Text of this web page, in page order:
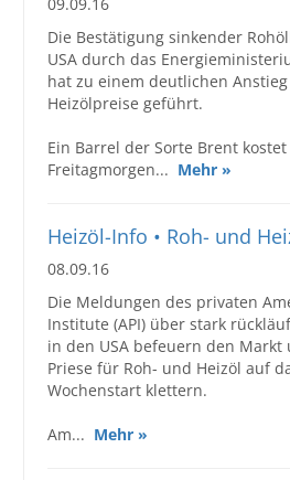
Die Bestätigung sinkender
USA durch das
hat zu einem deutlichen
Heizölpreise geführt.
Ein Barrel der Sorte Brent
Freitagmorgen... Mehr »
Heizöl-Info • Roh- und
08.09.16
Die Meldungen des privaten
Institute (API) über stark
in den USA befeuern den Markt
Priese für Roh- und Heizöl auf
Wochenstart klettern.
Am... Mehr »